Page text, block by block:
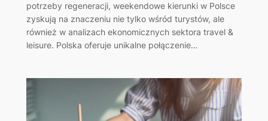
potrzeby regeneracji, weekendowe kierunki w Polsce
zyskują na znaczeniu nie tylko wśród turystów, ale
również w analizach ekonomicznych sektora travel &
leisure. Polska oferuje unikalne połączenie…